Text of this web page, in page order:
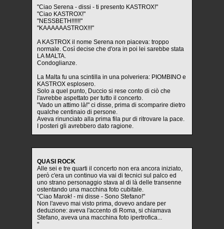
"Ciao Serena - dissi - ti presento KASTROX!"
"Ciao KASTROX!"
"NESSBETH!!!!!!"
"KAAAAAASTROX!!!"
A KASTROX il nome Serena non piaceva: troppo
normale. Così decise che d'ora in poi lei sarebbe stata
LA MALTA.
Condoglianze.
La Malta fu una scintilla in una polveriera: PIOMBINO e
KASTROX esplosero.
Solo a quel punto, Duccio si rese conto di ciò che
l'avrebbe aspettato per tutto il concerto.
"Vado un attimo là!" ci disse, prima di scomparire dietro
qualche centinaio di persone.
Aveva rinunciato alla prima fila pur di ritrovare la pace.
I posteri gli avrebbero dato ragione.
QUASI ROCK
Alle sei e tre quarti il concerto non era ancora iniziato,
però c'era un continuo via vai di tecnici sul palco ed
uno strano personaggio stava al di là delle transenne
ostentando una macchina foto cubitale.
"Ciao Marok! - mi disse - Sono Stefano!"
Non l'avevo mai visto prima, dovevo andare per
deduzione: aveva l'accento di Roma, si chiamava
Stefano, aveva una macchina foto ipertrofica...
"